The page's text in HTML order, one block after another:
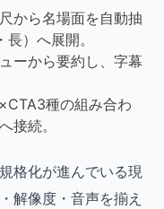
から名場面を自動抽
）へ展開。
ーから要約し、字幕
種の組み合わ
接続。
格化が進んでいる現
解像度・音声を揃え